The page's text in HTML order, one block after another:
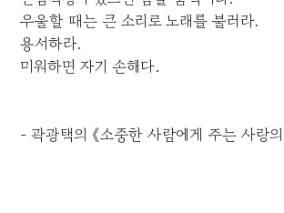
우울할 때는 큰 소리로 노래를 불러라.
용서하라.
미워하면 자기 손해다.
- 곽광택의 《소중한 사람에게 주는 사랑